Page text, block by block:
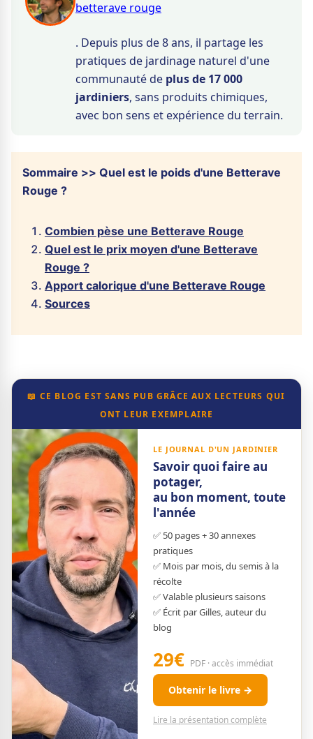
betterave rouge
. Depuis plus de 8 ans, il partage les
pratiques de jardinage naturel d'une
communauté de plus de 17 000
jardiniers, sans produits chimiques,
avec bon sens et expérience du terrain.
Sommaire >> Quel est le poids d'une Betterave
Rouge ?
Combien pèse une Betterave Rouge
Quel est le prix moyen d'une Betterave
Rouge ?
Apport calorique d'une Betterave Rouge
Sources
📖 CE BLOG EST SANS PUB GRÂCE AUX LECTEURS QUI
ONT LEUR EXEMPLAIRE
LE JOURNAL D'UN JARDINIER
Savoir quoi faire au
potager,
au bon moment, toute
l'année
✅ 50 pages + 30 annexes
pratiques
✅ Mois par mois, du semis à la
récolte
✅ Valable plusieurs saisons
✅ Écrit par Gilles, auteur du
blog
29€ PDF · accès immédiat
Obtenir le livre →
Lire la présentation complète